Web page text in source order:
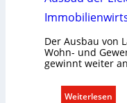
n
r
n
d
Der Ausbau von
Wohn- und
gewinnt weiter
Weiterlesen